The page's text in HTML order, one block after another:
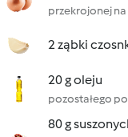
przekrojonej na
2 ząbki
20 g oleju
pozostałego
80 g